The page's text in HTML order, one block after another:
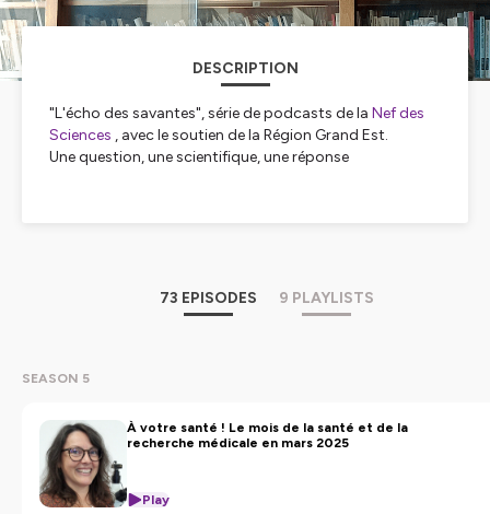
DESCRIPTION
"L'écho des savantes", série de podcasts de la Nef des
Sciences , avec le soutien de la Région Grand Est.
Une question, une scientifique, une réponse
8 épisodes (durée moyenne 5 minutes)
virologie de Strasbourg :
13 épisodes (durée moyenne 5 minutes)
Saison 3
Spécial kids
73 EPISODES 9 PLAYLISTS
SEASON 5
À votre santé ! Le mois de la santé et de la
recherche médicale en mars 2025
Play